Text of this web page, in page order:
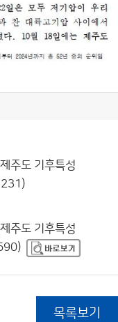
주도 기후특성
주도 기후특성
목록보기